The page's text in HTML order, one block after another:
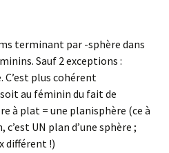
terminant par -sphère dans
Sauf 2 exceptions :
plus cohérent
au féminin du fait de
à plat = une planisphère (ce à
UN plan d’une sphère ;
différent !)